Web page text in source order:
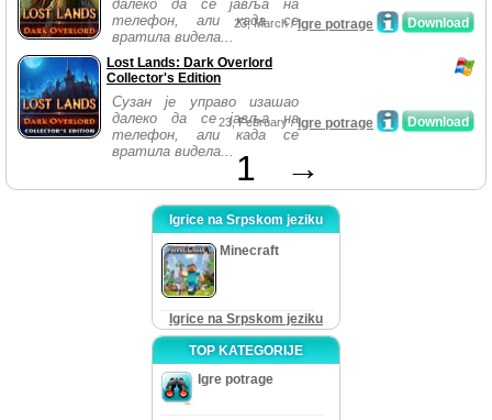
далеко да се јавља на
телефон, али када се
вратила видела...
Download
23, March /Igre potrage
Lost Lands: Dark Overlord
Collector's Edition
Сузан је управо изашао
далеко да се јавља на
телефон, али када се
вратила видела...
Download
23, February /Igre potrage
1 →
Igrice na Srpskom jeziku
Minecraft
Igrice na Srpskom jeziku
TOP KATEGORIJE
Igre potrage